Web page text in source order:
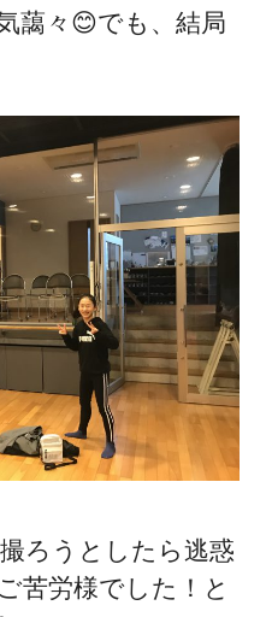
藹々😊でも、結局
ろうとしたら逃惑
苦労様でした！と